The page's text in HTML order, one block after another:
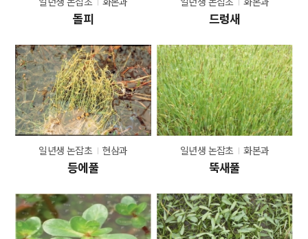
돌피 드렁새
일년생 논잡초 현삼과
등에풀
일년생 논잡초 화본과
뚝새풀